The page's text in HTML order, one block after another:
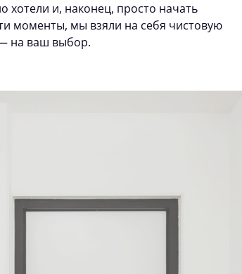
хотели и, наконец, просто начать
моменты, мы взяли на себя чистовую
— на ваш выбор.